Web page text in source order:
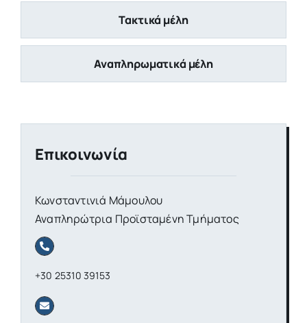
Τακτικά μέλη
Αναπληρωματικά μέλη
Επικοινωνία
Κωνσταντινιά Μάμουλου
Αναπληρώτρια Προϊσταμένη Τμήματος
+30 25310 39153